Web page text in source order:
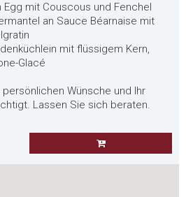
Egg mit Couscous und Fenchel
an Sauce Béarnaise mit
mit flüssigem Kern,
Glacé
Wünsche und Ihr
Lassen Sie sich beraten.